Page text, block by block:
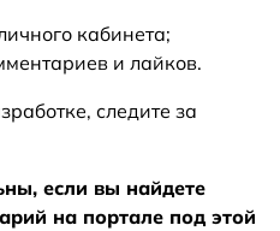
кабинета;
и лайков.
следите за
если вы найдете
на портале под этой